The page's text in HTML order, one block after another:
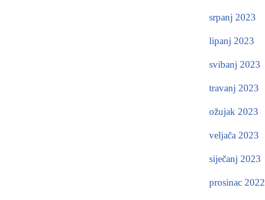
srpanj 2023
lipanj 2023
svibanj 2023
travanj 2023
ožujak 2023
veljača 2023
siječanj 2023
prosinac 2022